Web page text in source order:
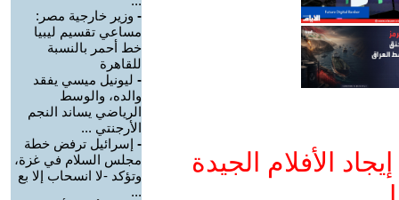
الأفلام الجيدة
- وزير خارجية مصر:
مساعي تقسيم ليبيا
خط أحمر بالنسبة
للقاهرة
- ليونيل ميسي يفقد
والده، والوسط
الرياضي يساند النجم
الأرجنتي ...
- إسرائيل ترفض خطة
مجلس السلام في غزة،
وتؤكد -لا انسحاب إلا بع
...